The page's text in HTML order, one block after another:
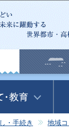
この
・手続き
地域